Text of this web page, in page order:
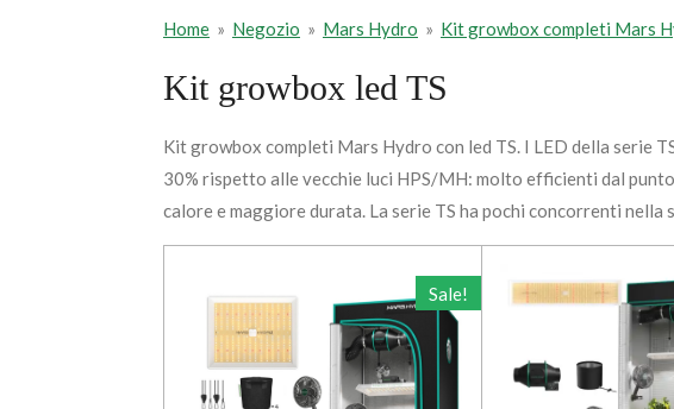
Home » Negozio » Mars Hydro » Kit growbox completi Mars
Kit growbox led TS
Kit growbox completi Mars Hydro con led TS. I LED della serie
30% rispetto alle vecchie luci HPS/MH: molto efficienti dal
calore e maggiore durata. La serie TS ha pochi concorrenti
Sale!